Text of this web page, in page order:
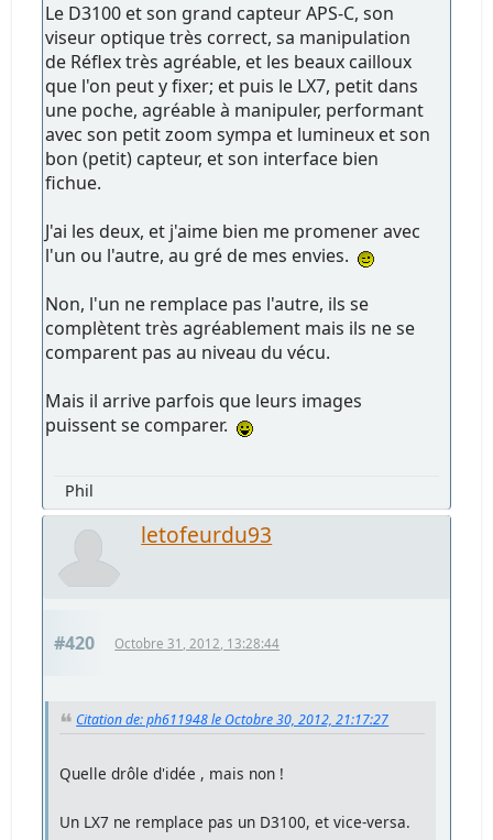
Le D3100 et son grand capteur APS-C, son
viseur optique très correct, sa manipulation
de Réflex très agréable, et les beaux cailloux
que l'on peut y fixer; et puis le LX7, petit dans
une poche, agréable à manipuler, performant
avec son petit zoom sympa et lumineux et son
bon (petit) capteur, et son interface bien
fichue.
J'ai les deux, et j'aime bien me promener avec
l'un ou l'autre, au gré de mes envies.
Non, l'un ne remplace pas l'autre, ils se
complètent très agréablement mais ils ne se
comparent pas au niveau du vécu.
Mais il arrive parfois que leurs images
puissent se comparer.
Phil
letofeurdu93
#420 Octobre 31, 2012, 13:28:44
Citation de: ph611948 le Octobre 30, 2012, 21:17:27
Quelle drôle d'idée , mais non !
Un LX7 ne remplace pas un D3100, et vice-versa.